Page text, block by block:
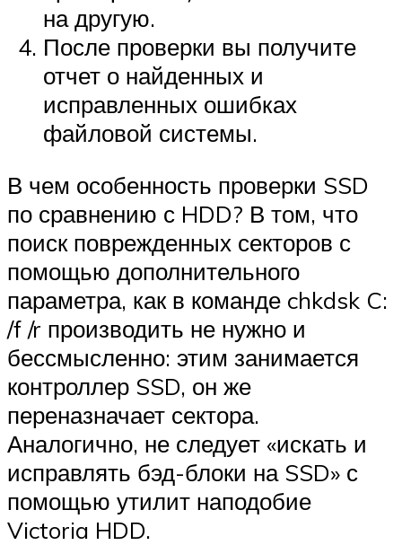
на другую.
После проверки вы получите
отчет о найденных и
исправленных ошибках
файловой системы.
В чем особенность проверки SSD
по сравнению с HDD? В том, что
поиск поврежденных секторов с
помощью дополнительного
параметра, как в команде chkdsk C:
/f /r производить не нужно и
бессмысленно: этим занимается
контроллер SSD, он же
переназначает сектора.
Аналогично, не следует «искать и
исправлять бэд-блоки на SSD» с
помощью утилит наподобие
Victoria HDD.